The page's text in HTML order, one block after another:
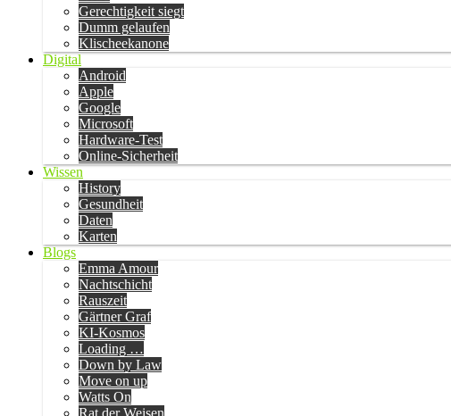
Gerechtigkeit siegt
Dumm gelaufen
Klischeekanone
Digital
Android
Apple
Google
Microsoft
Hardware-Test
Online-Sicherheit
Wissen
History
Gesundheit
Daten
Karten
Blogs
Emma Amour
Nachtschicht
Rauszeit
Gärtner Graf
KI-Kosmos
Loading …
Down by Law
Move on up
Watts On
Rat der Weisen